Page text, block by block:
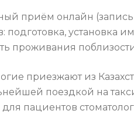
приём онлайн (запись
подготовка,
проживания
приезжают из
поездкой на
пациентов